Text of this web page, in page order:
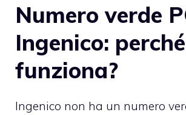
Numero verde
Ingenico:
funziona?
Ingenico non ha un numero